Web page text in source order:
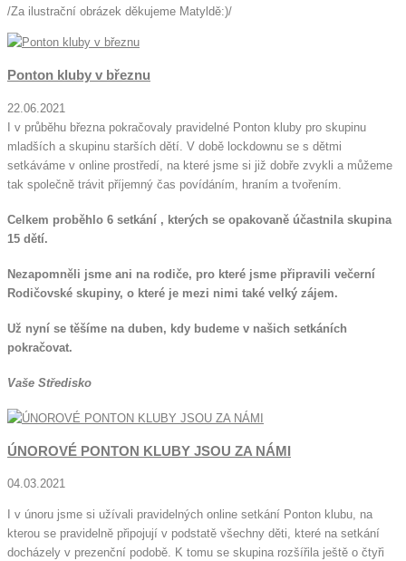
/Za ilustrační obrázek děkujeme Matyldě:)/
Ponton kluby v březnu
22.06.2021
I v průběhu března pokračovaly pravidelné Ponton kluby pro skupinu
mladších a skupinu starších dětí. V době lockdownu se s dětmi
setkáváme v online prostředí, na které jsme si již dobře zvykli a můžeme
tak společně trávit příjemný čas povídáním, hraním a tvořením.
Celkem proběhlo 6 setkání , kterých se opakovaně účastnila skupina
15 dětí.
Nezapomněli jsme ani na rodiče, pro které jsme připravili večerní
Rodičovské skupiny, o které je mezi nimi také velký zájem.
Už nyní se těšíme na duben, kdy budeme v našich setkáních
pokračovat.
Vaše Středisko
ÚNOROVÉ PONTON KLUBY JSOU ZA NÁMI
04.03.2021
I v únoru jsme si užívali pravidelných online setkání Ponton klubu, na
kterou se pravidelně připojují v podstatě všechny děti, které na setkání
docházely v prezenční podobě. K tomu se skupina rozšířila ještě o čtyři